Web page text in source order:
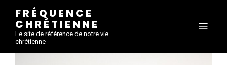
FRÉQUENCE
CHRÉTIENNE
Le site de référence de notre vie
chrétienne